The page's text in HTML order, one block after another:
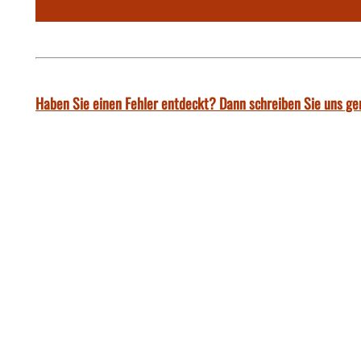
Haben Sie einen Fehler entdeckt? Dann schreiben Sie uns